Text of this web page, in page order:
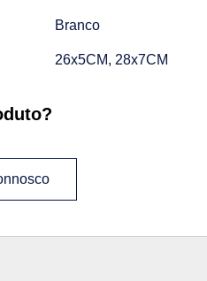
Branco
26x5CM, 28x7CM